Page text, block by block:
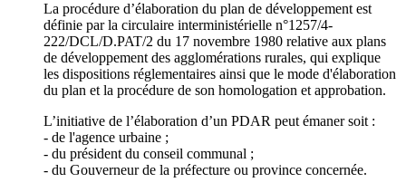
La procédure d’élaboration du plan de développement est
définie par la circulaire interministérielle n°1257/4-
222/DCL/D.PAT/2 du 17 novembre 1980 relative aux plans
de développement des agglomérations rurales, qui explique
les dispositions réglementaires ainsi que le mode d'élaboration
du plan et la procédure de son homologation et approbation.
L’initiative de l’élaboration d’un PDAR peut émaner soit :
- de l'agence urbaine ;
- du président du conseil communal ;
- du Gouverneur de la préfecture ou province concernée.